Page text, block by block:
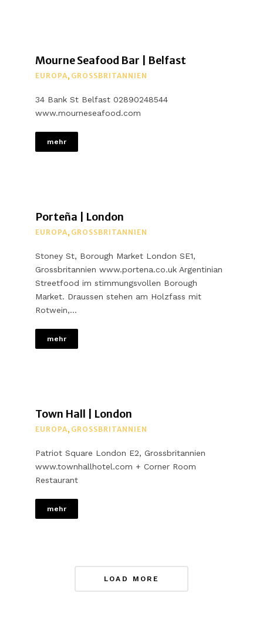
Mourne Seafood Bar | Belfast
EUROPA, GROSSBRITANNIEN
34 Bank St Belfast 02890248544
www.mourneseafood.com
mehr
Porteña | London
EUROPA, GROSSBRITANNIEN
Stoney St, Borough Market London SE1,
Grossbritannien www.portena.co.uk Argentinian
Streetfood im stimmungsvollen Borough
Market. Draussen stehen am Holzfass mit
Rotwein,…
mehr
Town Hall | London
EUROPA, GROSSBRITANNIEN
Patriot Square London E2, Grossbritannien
www.townhallhotel.com + Corner Room
Restaurant
mehr
Posts
Navigation
LOAD MORE